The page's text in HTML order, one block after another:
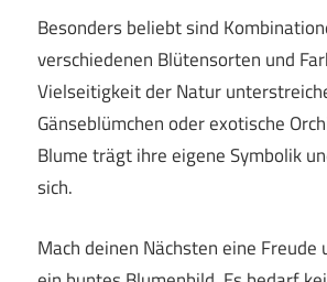
Besonders beliebt sind
verschiedenen Blütensorten und
Vielseitigkeit der Natur
Gänseblümchen oder exotische
Blume trägt ihre eigene Symbolik
sich.
Mach deinen Nächsten eine Freude